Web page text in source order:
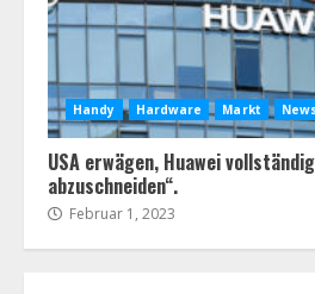
Handy Hardware Markt News
USA erwägen, Huawei
abzuschneiden“.
Februar 1, 2023